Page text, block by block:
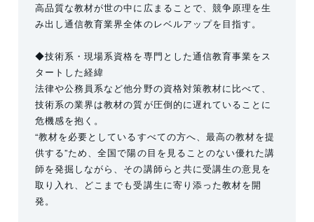
高品質な教材が世の中に広まることで、競争原理を生
み出し通信教育業界全体のレベルアップを目指す。
◆技術系・現場系資格を専門とした通信教育事業をス
タートした経緯
法律や公務員系など他分野の資格対策教材に比べて、
技術系の業界は教材の質が圧倒的に遅れていることに
危機感を抱く。
“教材を必要としているすべての方へ、最高の教材を提
供する”ため、全国で陽の目を見ることのない優れた講
師を発掘しながら、その講師らと共に受講生の意見を
取り入れ、どこまでも受講生に寄り添った教材を開
発。